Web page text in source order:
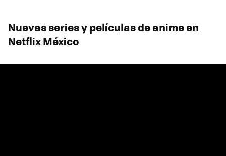
Nuevas series y películas de anime en
Netflix México